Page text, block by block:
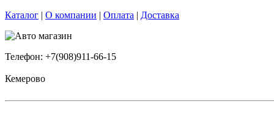
Каталог | О компании | Оплата | Доставка
Телефон: +7(908)911-66-15
Кемерово